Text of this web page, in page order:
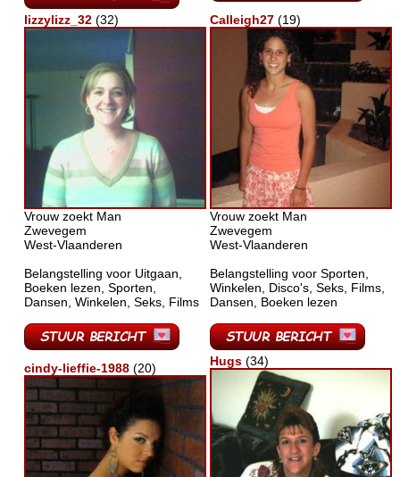
lizzylizz_32 (32)
Vrouw zoekt Man
Zwevegem
West-Vlaanderen
Belangstelling voor Uitgaan,
Boeken lezen, Sporten,
Dansen, Winkelen, Seks, Films
Calleigh27 (19)
Vrouw zoekt Man
Zwevegem
West-Vlaanderen
Belangstelling voor Sporten,
Winkelen, Disco's, Seks, Films,
Dansen, Boeken lezen
cindy-lieffie-1988 (20) Hugs (34)